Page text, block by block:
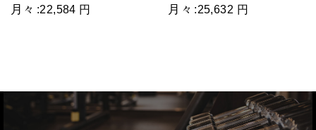
月々 :22,584 円
月々 :25,632 円